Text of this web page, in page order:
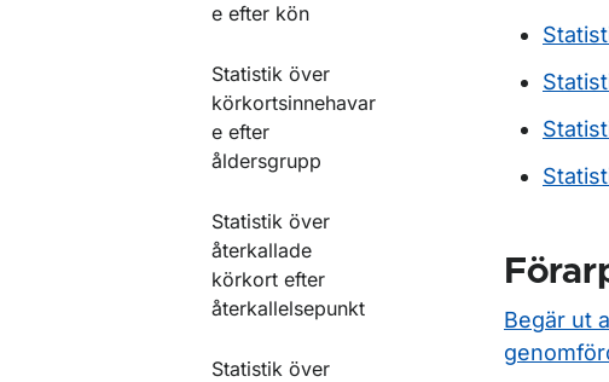
e efter kön
Statistik över
körkortsinnehavar
e efter
åldersgrupp
Statistik över
återkallade
körkort efter
återkallelsepunkt
Statistik över
Begär ut